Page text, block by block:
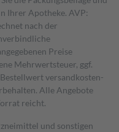
Ihrer Apotheke. AVP:
nach der
Preise
Mehrwertsteuer, ggf.
Bestell­wert versand­kosten­
Alle Angebote
reicht.
und sonstigen